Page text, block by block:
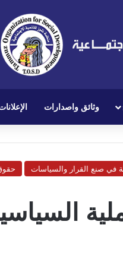
وثائق واصدارات
في صنع القرار والسياسات